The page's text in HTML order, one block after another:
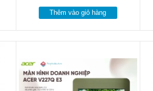
Thêm vào giỏ hàng